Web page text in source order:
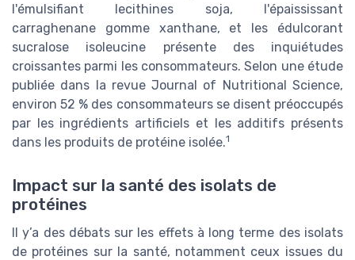
l'émulsifiant lecithines soja, l'épaississant
carraghenane gomme xanthane, et les édulcorant
sucralose isoleucine présente des inquiétudes
croissantes parmi les consommateurs. Selon une étude
publiée dans la revue Journal of Nutritional Science,
environ 52 % des consommateurs se disent préoccupés
par les ingrédients artificiels et les additifs présents
dans les produits de protéine isolée.1
Impact sur la santé des isolats de
protéines
Il y’a des débats sur les effets à long terme des isolats
de protéines sur la santé, notamment ceux issues du